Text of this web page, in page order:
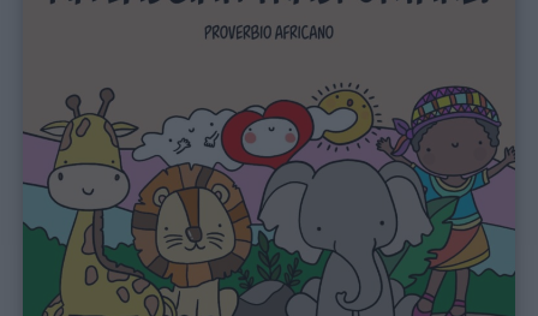
Storie
per
bambini
Feste
e